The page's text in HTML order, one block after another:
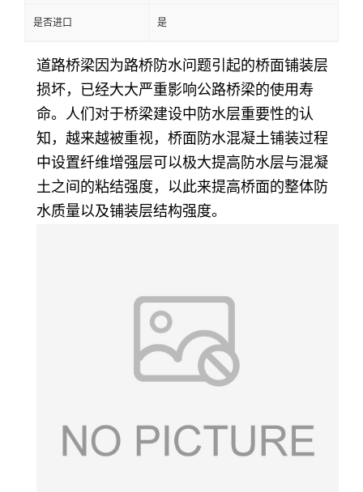
是否进口 是
道路桥梁因为路桥防水问题引起的桥面铺装层
损坏，已经大大严重影响公路桥梁的使用寿
命。人们对于桥梁建设中防水层重要性的认
知，越来越被重视，桥面防水混凝土铺装过程
中设置纤维增强层可以极大提高防水层与混凝
土之间的粘结强度，以此来提高桥面的整体防
水质量以及铺装层结构强度。